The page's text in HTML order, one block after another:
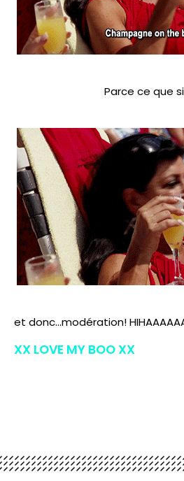
Parce ce que
et donc…modération!
XX LOVE MY BOO XX